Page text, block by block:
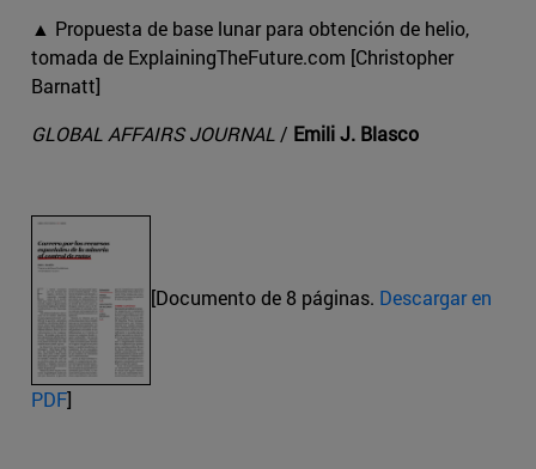
▲ Propuesta de base lunar para obtención de helio,
tomada de ExplainingTheFuture.com [Christopher
Barnatt]
GLOBAL AFFAIRS JOURNAL/ Emili J. Blasco
[Documento de 8 páginas. Descargar en
PDF]